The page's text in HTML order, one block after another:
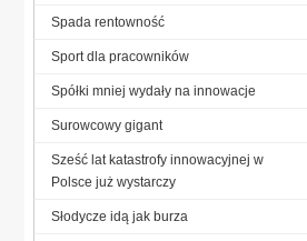
Spada rentowność
Sport dla pracowników
Spółki mniej wydały na innowacje
Surowcowy gigant
Sześć lat katastrofy innowacyjnej w
Polsce już wystarczy
Słodycze idą jak burza